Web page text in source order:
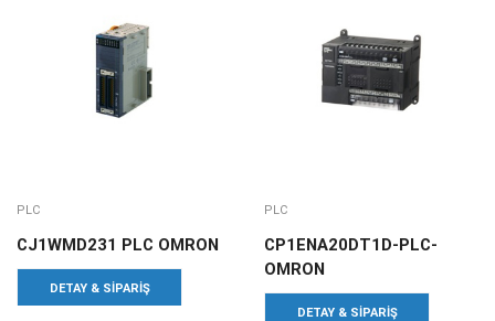
PLC
CJ1WMD231 PLC OMRON
DETAY & SIPARIŞ
PLC
CP1ENA20DT1D-PLC-
OMRON
DETAY & SIPARIŞ